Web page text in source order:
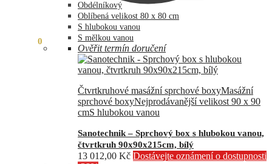
0
Obdélníkový
Oblíbená velikost 80 x 80 cm
S hlubokou vanou
S mělkou vanou
Ověřit termín doručení
Čtvrtkruhové masážní sprchové boxyMasážní
sprchové boxyNejprodávanější velikost 90 x 90
cmS hlubokou vanou
Sanotechnik – Sprchový box s hlubokou vanou,
čtvrtkruh 90x90x215cm, bílý
13 012,00 Kč Dostávejte oznámení o dostupnosti